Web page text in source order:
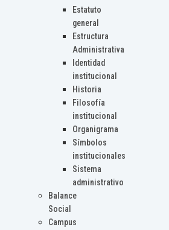
Estatuto
general
Estructura
Administrativa
Identidad
institucional
Historia
Filosofía
institucional
Organigrama
Símbolos
institucionales
Sistema
administrativo
Balance
Social
Campus